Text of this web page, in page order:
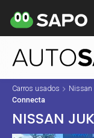
Carros usados Nissan
Connecta
NISSAN